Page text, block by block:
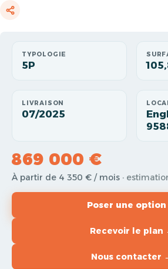
TYPOLOGIE
5P
LIVRAISON
07/2025
869 000 €
À partir de 4 350 € / mois ·
Poser une
Recevoir le plan
Nous contacter